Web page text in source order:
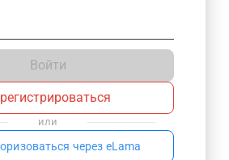
Войти
или
через eLama